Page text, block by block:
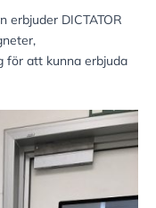
erbjuder DICTATOR
för att kunna erbjuda